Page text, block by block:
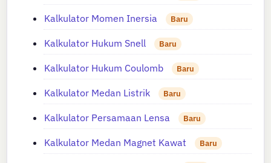
Kalkulator Momen Inersia Baru
Kalkulator Hukum Snell Baru
Kalkulator Hukum Coulomb Baru
Kalkulator Medan Listrik Baru
Kalkulator Persamaan Lensa Baru
Kalkulator Medan Magnet Kawat Baru